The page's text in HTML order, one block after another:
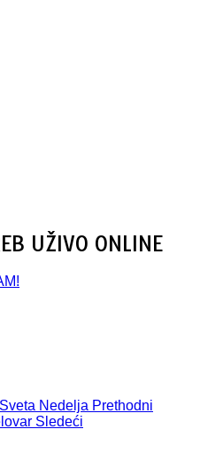
UŽIVO ONLINE
Nedelja Prethodni
Sledeći